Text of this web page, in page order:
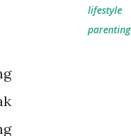
lifestyle
parenting